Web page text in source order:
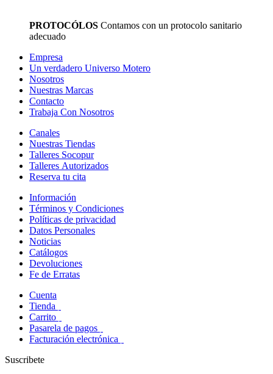
PROTOCÓLOS Contamos con un protocolo sanitario
adecuado
Empresa
Un verdadero Universo Motero
Nosotros
Nuestras Marcas
Contacto
Trabaja Con Nosotros
Canales
Nuestras Tiendas
Talleres Socopur
Talleres Autorizados
Reserva tu cita
Información
Términos y Condiciones
Políticas de privacidad
Datos Personales
Noticias
Catálogos
Devoluciones
Fe de Erratas
Cuenta
Tienda
Carrito
Pasarela de pagos
Facturación electrónica
Suscribete